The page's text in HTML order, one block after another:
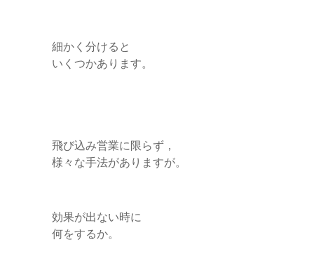
細かく分けると
いくつかあります。
飛び込み営業に限らず，
様々な手法がありますが。
効果が出ない時に
何をするか。